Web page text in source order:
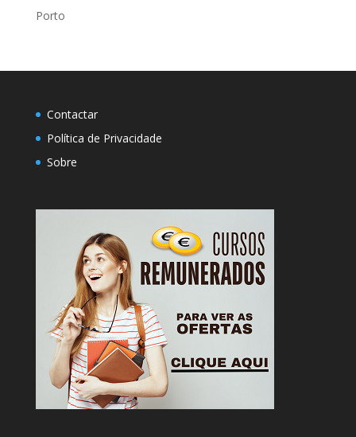
Porto
Contactar
Política de Privacidade
Sobre